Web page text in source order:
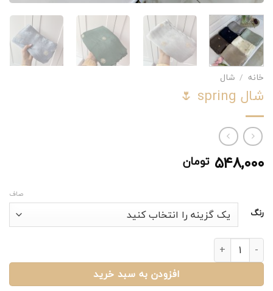
خانه / شال
شال spring 🌷
۵۴۸,۰۰۰ تومان
رنگ
صاف
شال spring 🌷 عدد
افزودن به سبد خرید